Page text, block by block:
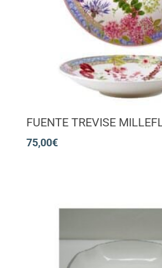
FUENTE TREVISE
75,00€